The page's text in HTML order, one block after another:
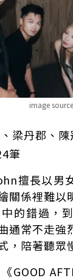
image
梁丹郡、
筆
擅長以男
關係裡難以
的錯過，
通常不走強
，陪著聽眾
GOOD